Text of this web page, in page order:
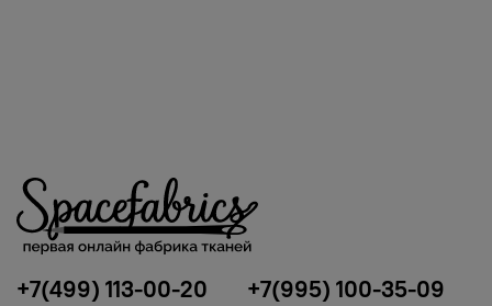
+7(499) 113-00-20 +7(995) 100-35-09